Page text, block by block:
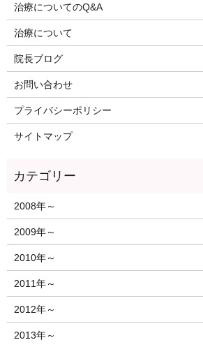
治療についてのQ&A
治療について
院長ブログ
お問い合わせ
プライバシーポリシー
サイトマップ
2008年～
2009年～
2010年～
2011年～
2012年～
2013年～